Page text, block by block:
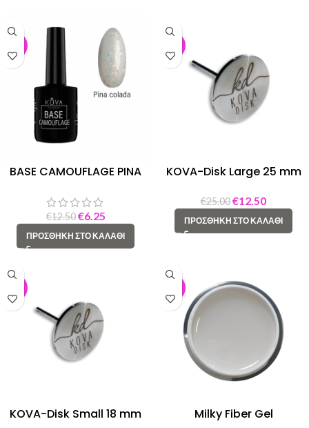
BASE CAMOUFLAGE PINA
€12.50 €6.25
ΠΡΟΣΘΉΚΗ ΣΤΟ ΚΑΛΆΘΙ
KOVA-Disk Large 25 mm
€25.00€12.50
ΠΡΟΣΘΉΚΗ ΣΤΟ ΚΑΛΆΘΙ
KOVA-Disk Small 18 mm Milky Fiber Gel